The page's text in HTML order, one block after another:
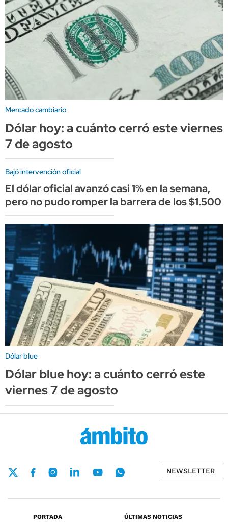
Mercado cambiario
Dólar hoy: a cuánto cerró este viernes
7 de agosto
Bajó intervención oficial
El dólar oficial avanzó casi 1% en la semana,
pero no pudo romper la barrera de los $1.500
Dólar blue
Dólar blue hoy: a cuánto cerró este
viernes 7 de agosto
NEWSLETTER
PORTADA ÚLTIMAS NOTICIAS